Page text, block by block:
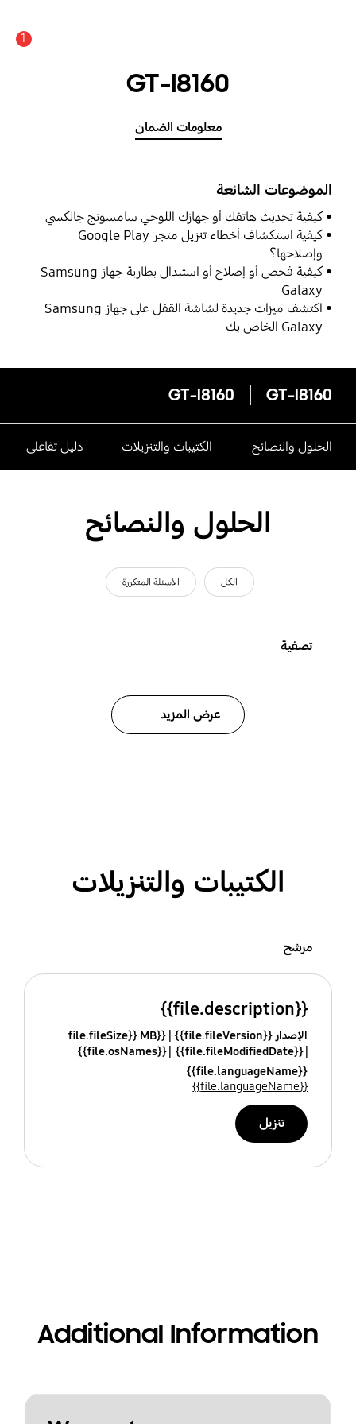
1
GT-I8160
معلومات الضمان
الموضوعات الشائعة
كيفية تحديث هاتفك أو جهازك اللوحي سامسونج جالكسي
كيفية استكشاف أخطاء تنزيل متجر Google Play
وإصلاحها؟
كيفية فحص أو إصلاح أو استبدال بطارية جهاز Samsung
Galaxy
اكتشف ميزات جديدة لشاشة القفل على جهاز Samsung
Galaxy الخاص بك
GT-I8160
GT-I8160
الحلول والنصائح الكتيبات والتنزيلات دليل تفاعلى
الحلول والنصائح
الكل الأسئلة المتكررة
تصفية
عرض المزيد
الكتيبات والتنزيلات
مرشح
{{file.description}}
الإصدار {{file.fileVersion}}
{{file.fileSize}} MB
{{file.fileModifiedDate}}
{{file.osNames}}
{{file.languageName}}
{{file.languageName}}
تنزيل
Additional Information